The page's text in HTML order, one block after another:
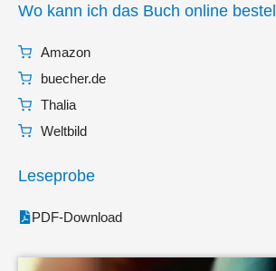
Wo kann ich das Buch online
Amazon
buecher.de
Thalia
Weltbild
Leseprobe
PDF-Download